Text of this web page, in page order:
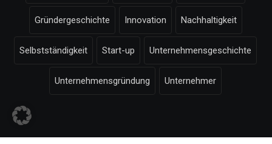
Gründergeschichte Innovation Nachhaltigkeit
Selbstständigkeit Start-up Unternehmensgeschichte
Unternehmensgründung Unternehmer